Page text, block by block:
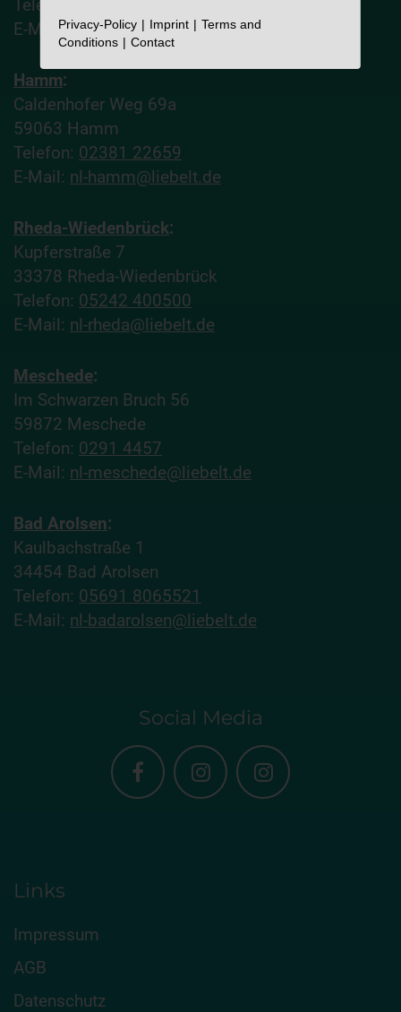
Telefon:
E-Mail:nl-paderborn@liebelt.de
Hamm:
Caldenhofer Weg 69a
59063 Hamm
Telefon: 02381 22659
E-Mail: nl-hamm@liebelt.de
Rheda-Wiedenbrück:
Kupferstraße 7
33378 Rheda-Wiedenbrück
Telefon: 05242 400500
E-Mail: nl-rheda@liebelt.de
Meschede:
Im Schwarzen Bruch 56
59872 Meschede
Telefon: 0291 4457
E-Mail: nl-meschede@liebelt.de
Bad Arolsen:
Kaulbachstraße 1
34454 Bad Arolsen
Telefon: 05691 8065521
E-Mail: nl-badarolsen@liebelt.de
Social Media
Links
Impressum
AGB
Datenschutz
Privacy-Policy Imprint
Terms and
Conditions
Contact